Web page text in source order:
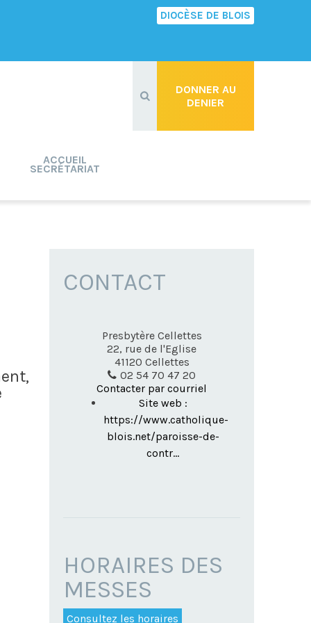
DIOCÈSE DE BLOIS
DONNER AU
DENIER
ACCUEIL
SECRÉTARIAT
CONTACT
Presbytère Cellettes
22, rue de l'Eglise
41120 Cellettes
02 54 70 47 20
Contacter par courriel
Site web :
https://www.catholique-
blois.net/paroisse-de-
contr...
HORAIRES DES
MESSES
Consultez les horaires